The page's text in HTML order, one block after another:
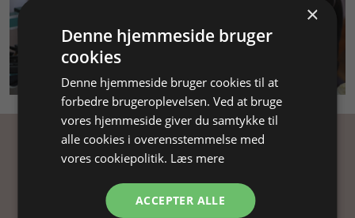
Få inspiration
Tilmeld dig vores nyhedsbrev og få
×
Denne hjemmeside bruger
cookies
Denne hjemmeside bruger cookies til at
forbedre brugeroplevelsen. Ved at bruge
vores hjemmeside giver du samtykke til
alle cookies i overensstemmelse med
vores cookiepolitik. Læs mere
ACCEPTER ALLE